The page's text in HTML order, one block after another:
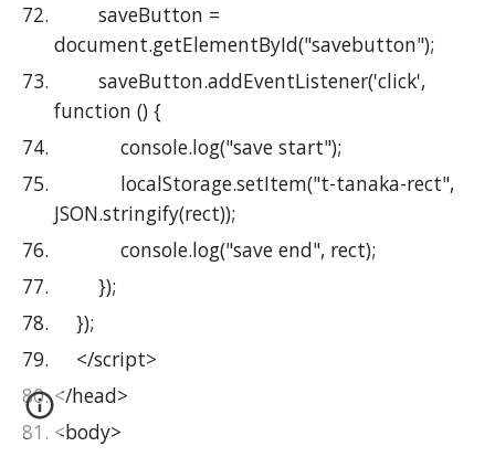
        saveButton =
document.getElementById("savebutton");
        saveButton.addEventListener('click',
function () {
            console.log("save start");
JSON.stringify(rect));
            console.log("save end", rect);
        });
    });
    </script>
</head>
<body>